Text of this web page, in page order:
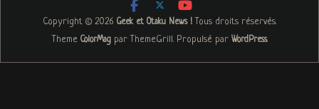
Copyright © 2026 Geek et Otaku News !. Tous droits réservés.
Theme ColorMagpar ThemeGrill. Propulsé par WordPress.